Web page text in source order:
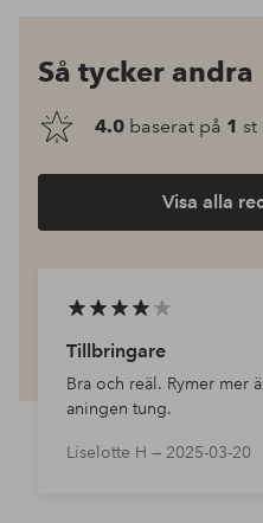
Så tycker andra
4.0 baserat på 1 st
Visa alla
Tillbringare
Bra och reäl. Rymer mer
aningen tung.
Liselotte H — 2025-03-20